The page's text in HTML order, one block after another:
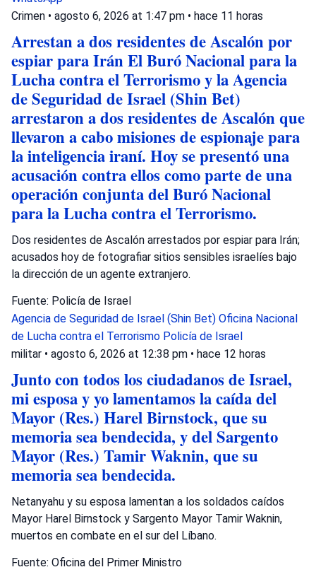
Crimen • agosto 6, 2026 at 1:47 pm • hace 11 horas
Arrestan a dos residentes de Ascalón por
espiar para Irán El Buró Nacional para la
Lucha contra el Terrorismo y la Agencia
de Seguridad de Israel (Shin Bet)
arrestaron a dos residentes de Ascalón que
llevaron a cabo misiones de espionaje para
la inteligencia iraní. Hoy se presentó una
acusación contra ellos como parte de una
operación conjunta del Buró Nacional
para la Lucha contra el Terrorismo.
Dos residentes de Ascalón arrestados por espiar para Irán;
acusados hoy de fotografiar sitios sensibles israelíes bajo
la dirección de un agente extranjero.
Fuente: Policía de Israel
Agencia de Seguridad de Israel (Shin Bet) Oficina Nacional
de Lucha contra el Terrorismo Policía de Israel
militar • agosto 6, 2026 at 12:38 pm • hace 12 horas
Junto con todos los ciudadanos de Israel,
mi esposa y yo lamentamos la caída del
Mayor (Res.) Harel Birnstock, que su
memoria sea bendecida, y del Sargento
Mayor (Res.) Tamir Waknin, que su
memoria sea bendecida.
Netanyahu y su esposa lamentan a los soldados caídos
Mayor Harel Birnstock y Sargento Mayor Tamir Waknin,
muertos en combate en el sur del Líbano.
Fuente: Oficina del Primer Ministro